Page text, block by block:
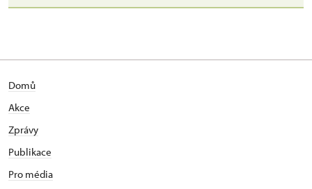
Domů
Akce
Zprávy
Publikace
Pro média